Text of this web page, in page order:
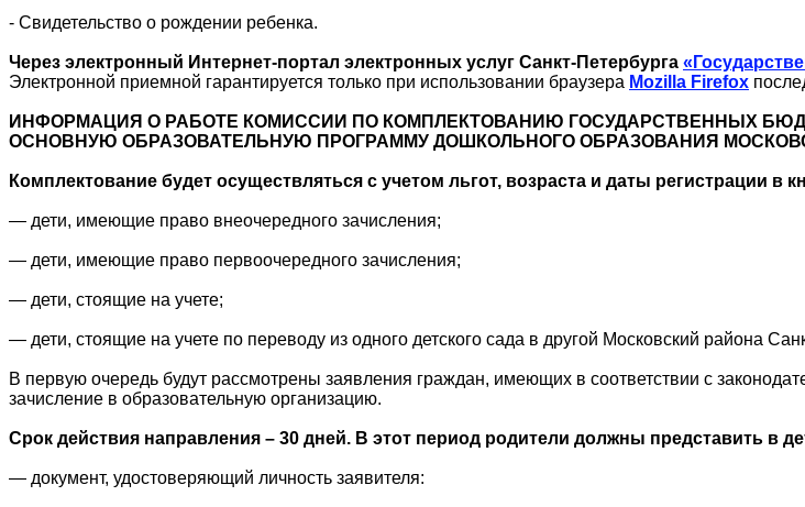
- Свидетельство о рождении ребенка.
Через электронный Интернет-портал электронных услуг Санкт-Петербурга
Электронной приемной гарантируется только при использовании браузера Mozilla Firefox
ИНФОРМАЦИЯ О РАБОТЕ КОМИССИИ ПО КОМПЛЕКТОВАНИЮ ГОСУДАРСТВЕННЫХ
ОСНОВНУЮ ОБРАЗОВАТЕЛЬНУЮ ПРОГРАММУ ДОШКОЛЬНОГО ОБРАЗОВАНИЯ
Комплектование будет осуществляться с учетом льгот, возраста и даты регистрации
— дети, имеющие право внеочередного зачисления;
— дети, имеющие право первоочередного зачисления;
— дети, стоящие на учете;
— дети, стоящие на учете по переводу из одного детского сада в другой Московский района
В первую очередь будут рассмотрены заявления граждан, имеющих в соответствии с
зачисление в образовательную организацию.
Срок действия направления – 30 дней. В этот период родители должны представить в
— документ, удостоверяющий личность заявителя: